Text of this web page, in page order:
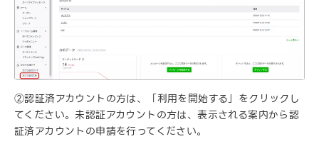
②認証済アカウントの方は、「利用を開始する」をクリックし
てください。未認証アカウントの方は、表示される案内から認
証済アカウントの申請を行ってください。